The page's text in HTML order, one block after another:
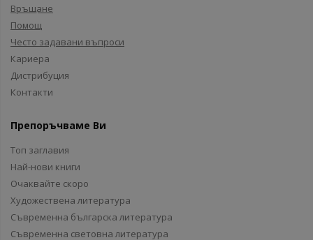
Връщане
Помощ
Често задавани въпроси
Кариера
Дистрибуция
Контакти
Препоръчваме Ви
Топ заглавия
Най-нови книги
Очаквайте скоро
Художествена литература
Съвременна българска литература
Съвременна световна литература